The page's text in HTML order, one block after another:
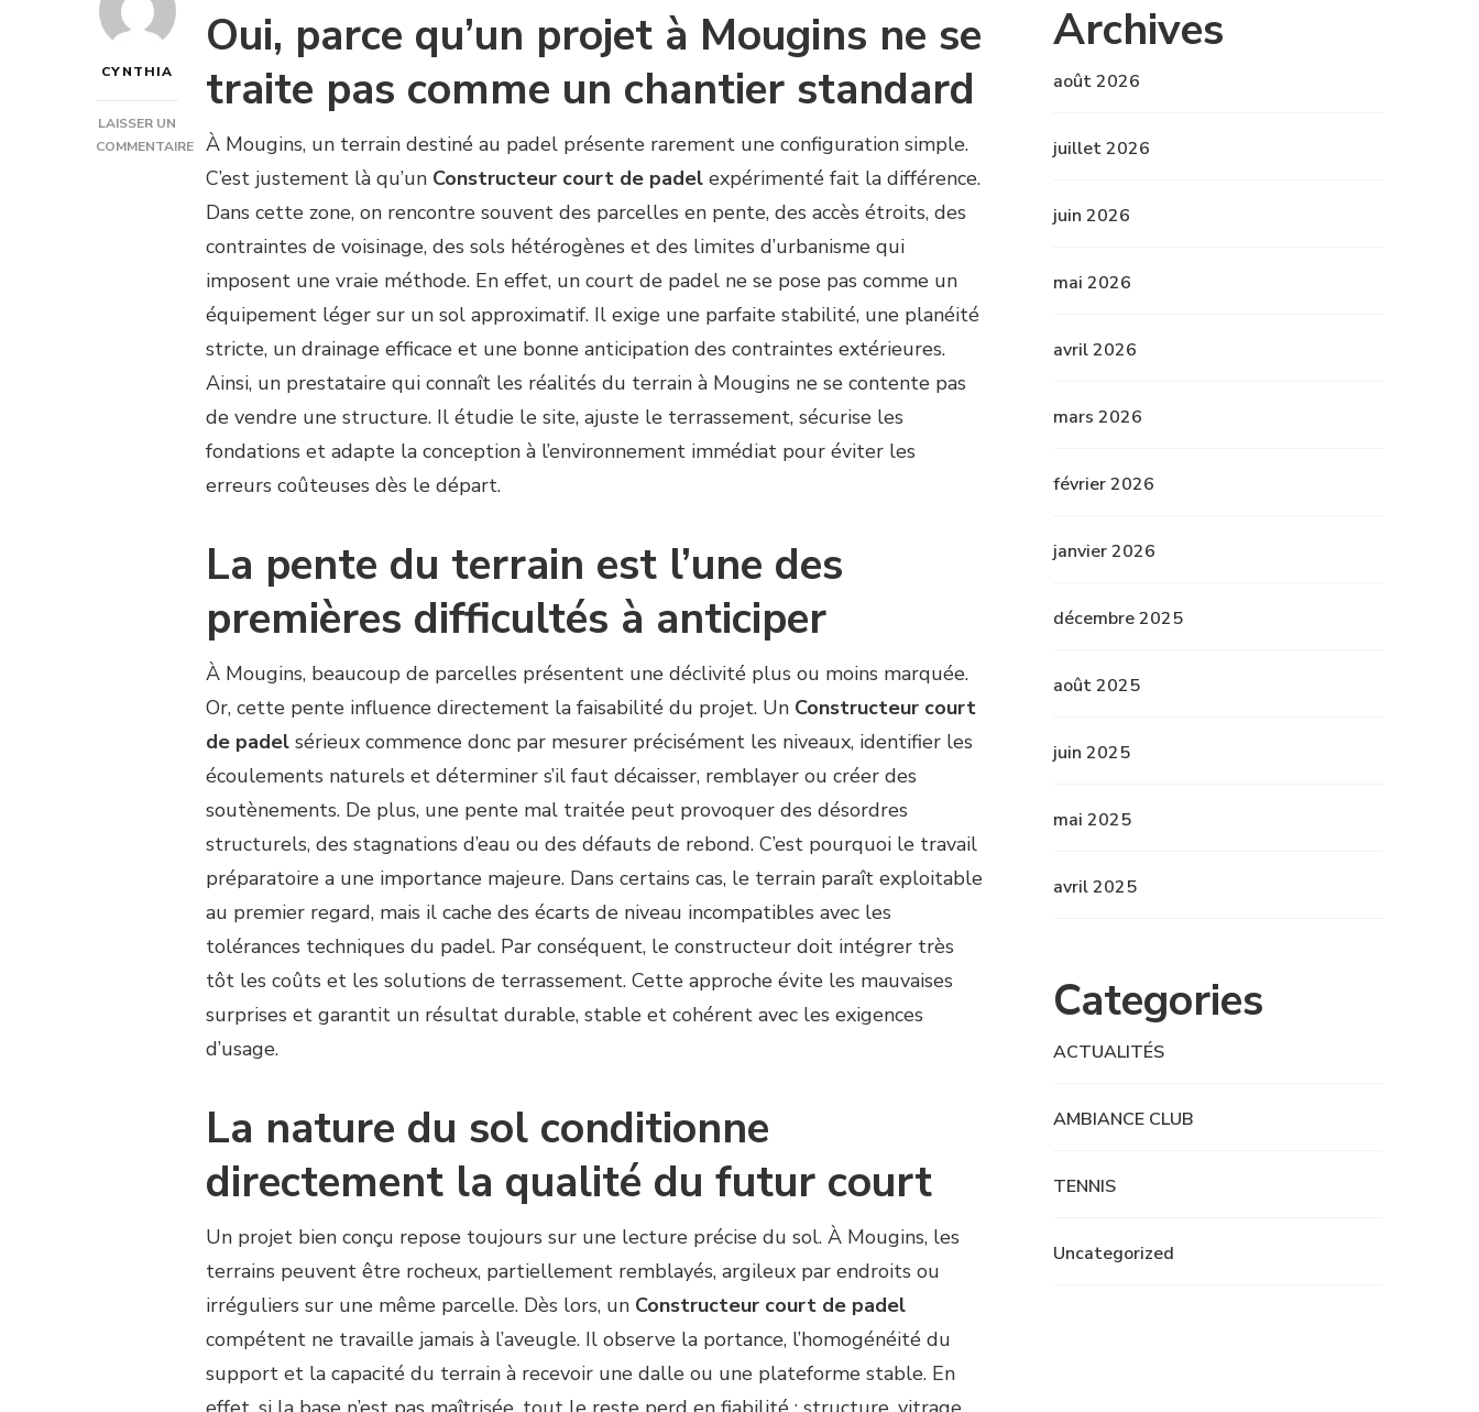
CYNTHIA
LAISSER UN
COMMENTAIRE
RENCONTRE
Oui, parce qu’un projet à Mougins ne se
traite pas comme un chantier standard
À Mougins, un terrain destiné au padel présente rarement une configuration simple.
C’est justement là qu’un Constructeur court de padel expérimenté fait la différence.
Dans cette zone, on rencontre souvent des parcelles en pente, des accès étroits, des
contraintes de voisinage, des sols hétérogènes et des limites d’urbanisme qui
imposent une vraie méthode. En effet, un court de padel ne se pose pas comme un
équipement léger sur un sol approximatif. Il exige une parfaite stabilité, une planéité
stricte, un drainage efficace et une bonne anticipation des contraintes extérieures.
Ainsi, un prestataire qui connaît les réalités du terrain à Mougins ne se contente pas
de vendre une structure. Il étudie le site, ajuste le terrassement, sécurise les
fondations et adapte la conception à l’environnement immédiat pour éviter les
erreurs coûteuses dès le départ.
La pente du terrain est l’une des
premières difficultés à anticiper
À Mougins, beaucoup de parcelles présentent une déclivité plus ou moins marquée.
Or, cette pente influence directement la faisabilité du projet. Un Constructeur court
de padel sérieux commence donc par mesurer précisément les niveaux, identifier les
écoulements naturels et déterminer s’il faut décaisser, remblayer ou créer des
soutènements. De plus, une pente mal traitée peut provoquer des désordres
structurels, des stagnations d’eau ou des défauts de rebond. C’est pourquoi le travail
préparatoire a une importance majeure. Dans certains cas, le terrain paraît exploitable
au premier regard, mais il cache des écarts de niveau incompatibles avec les
tolérances techniques du padel. Par conséquent, le constructeur doit intégrer très
tôt les coûts et les solutions de terrassement. Cette approche évite les mauvaises
surprises et garantit un résultat durable, stable et cohérent avec les exigences
d’usage.
La nature du sol conditionne
directement la qualité du futur court
Un projet bien conçu repose toujours sur une lecture précise du sol. À Mougins, les
terrains peuvent être rocheux, partiellement remblayés, argileux par endroits ou
irréguliers sur une même parcelle. Dès lors, un Constructeur court de padel
compétent ne travaille jamais à l’aveugle. Il observe la portance, l’homogénéité du
support et la capacité du terrain à recevoir une dalle ou une plateforme stable. En
Archives
août 2026
juillet 2026
juin 2026
mai 2026
avril 2026
mars 2026
février 2026
janvier 2026
décembre 2025
août 2025
juin 2025
mai 2025
avril 2025
Categories
ACTUALITÉS
AMBIANCE CLUB
TENNIS
Uncategorized